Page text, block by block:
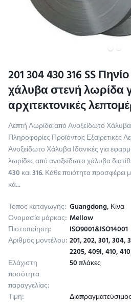
201 304 430 316 SS
χάλυβα στενή λωρίδα
αρχιτεκτονικές
Λεπτή Λωρίδα από Ανοξείδωτο
Πληροφορίες Προϊόντος Εξαιρετικές
Ανοξείδωτο Χάλυβα Ιδανικές για
λωρίδες από ανοξείδωτο χάλυβα
430 και 316. Κάθε ποιότητα προσφέρει
κά...
Τόπος καταγωγής: Guangdong, Κίνα
Ονομασία μάρκας: Mellow
Πιστοποίηση: ISO9001&ISO14001
Αριθμός μοντέλου:201, 202, 301, 304,
2205, 409l, 410,
Ελάχιστη
ποσότητα
παραγγελίας:
50 πλάκες
Τιμή: